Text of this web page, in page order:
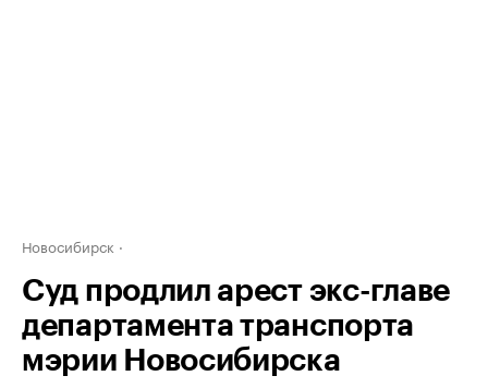
Новосибирск
Суд продлил арест экс-главе
департамента транспорта
мэрии Новосибирска